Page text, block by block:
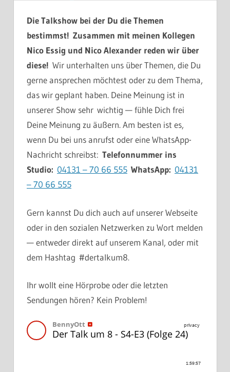
Die Talkshow bei der Du die Themen
bestimmst! Zusammen mit meinen Kollegen
Nico Essig und Nico Alexander reden wir über
diese! Wir unterhalten uns über Themen, die Du
gerne ansprechen möchtest oder zu dem Thema,
das wir geplant haben. Deine Meinung ist in
unserer Show sehr wichtig — fühle Dich frei
Deine Meinung zu äußern. Am besten ist es,
wenn Du bei uns anrufst oder eine WhatsApp-
Nachricht schreibst: Telefonnummer ins
Studio: 04131 – 70 66 555 WhatsApp: 04131
– 70 66 555
Gern kannst Du dich auch auf unserer Webseite
oder in den sozialen Netzwerken zu Wort melden
— entweder direkt auf unserem Kanal, oder mit
dem Hashtag #dertalkum8.
Ihr wollt eine Hörprobe oder die letzten
Sendungen hören? Kein Problem!